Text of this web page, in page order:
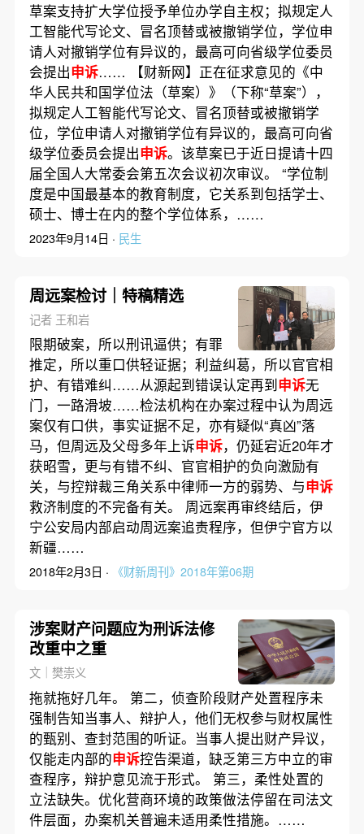
草案支持扩大学位授予单位办学自主权；拟规定人
工智能代写论文、冒名顶替或被撤销学位，学位申
请人对撤销学位有异议的，最高可向省级学位委员
会提出申诉…… 【财新网】正在征求意见的《中
华人民共和国学位法（草案）》（下称“草案”），
拟规定人工智能代写论文、冒名顶替或被撤销学
位，学位申请人对撤销学位有异议的，最高可向省
级学位委员会提出申诉。该草案已于近日提请十四
届全国人大常委会第五次会议初次审议。 “学位制
度是中国最基本的教育制度，它关系到包括学士、
硕士、博士在内的整个学位体系，……
2023年9月14日 · 民生
周远案检讨｜特稿精选
记者 王和岩
限期破案，所以刑讯逼供；有罪
推定，所以重口供轻证据；利益纠葛，所以官官相
护、有错难纠……从源起到错误认定再到申诉无
门，一路滑坡……检法机构在办案过程中认为周远
案仅有口供，事实证据不足，亦有疑似“真凶”落
马，但周远及父母多年上诉申诉，仍延宕近20年才
获昭雪，更与有错不纠、官官相护的负向激励有
关，与控辩裁三角关系中律师一方的弱势、与申诉
救济制度的不完备有关。 周远案再审终结后，伊
宁公安局内部启动周远案追责程序，但伊宁官方以
新疆……
2018年2月3日 · 《财新周刊》2018年第06期
涉案财产问题应为刑诉法修
改重中之重
文｜樊崇义
拖就拖好几年。 第二，侦查阶段财产处置程序未
强制告知当事人、辩护人，他们无权参与财权属性
的甄别、查封范围的听证。当事人提出财产异议，
仅能走内部的申诉控告渠道，缺乏第三方中立的审
查程序，辩护意见流于形式。 第三，柔性处置的
立法缺失。优化营商环境的政策做法停留在司法文
件层面，办案机关普遍未适用柔性措施。……